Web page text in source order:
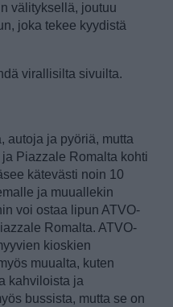
välityksellä, joutuu
joka tekee kyydistä
virallisilta sivuilta.
autoja ja pyöriä, mutta
Piazzale Romalta kohti
kätevästi noin 10
ja muuallekin
voi ostaa lipun ATVO-
Romalta. ATVO-
kioskien
muualta, kuten
kahviloista ja
bussista, mutta se on